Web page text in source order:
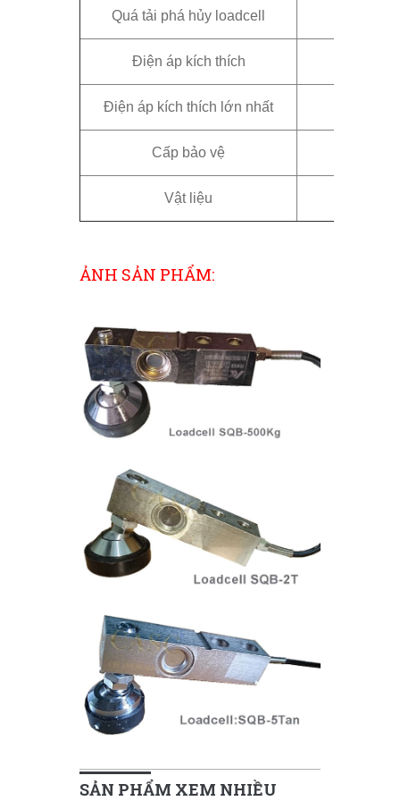
Quá tải phá hủy loadcell
Điện áp kích thích
Điện áp kích thích lớn nhất
Cấp bảo vệ
Vật liệu
ẢNH SẢN PHẨM:
SẢN PHẨM XEM NHIỀU